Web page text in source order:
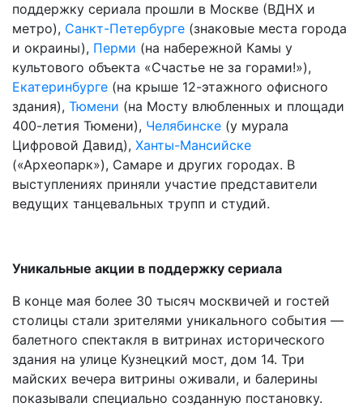
поддержку сериала прошли в Москве (ВДНХ и
метро), Санкт-Петербурге (знаковые места города
и окраины), Перми (на набережной Камы у
культового объекта «Счастье не за горами!»),
Екатеринбурге (на крыше 12-этажного офисного
здания), Тюмени (на Мосту влюбленных и площади
400-летия Тюмени), Челябинске (у мурала
Цифровой Давид), Ханты-Мансийске
(«Археопарк»), Самаре и других городах. В
выступлениях приняли участие представители
ведущих танцевальных трупп и студий.
Уникальные акции в поддержку сериала
В конце мая более 30 тысяч москвичей и гостей
столицы стали зрителями уникального события —
балетного спектакля в витринах исторического
здания на улице Кузнецкий мост, дом 14. Три
майских вечера витрины оживали, и балерины
показывали специально созданную постановку.